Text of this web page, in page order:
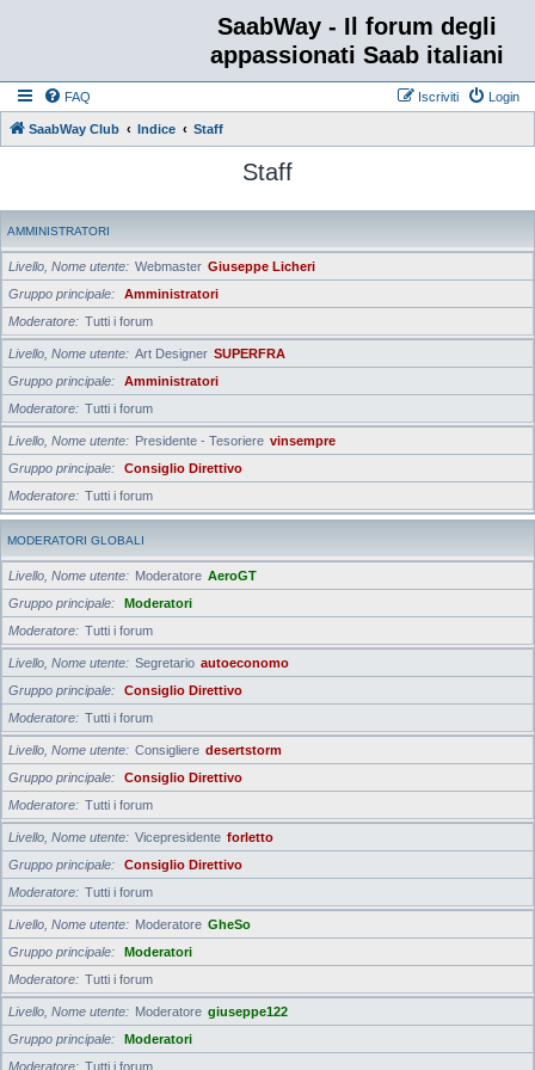
SaabWay - Il forum degli
appassionati Saab italiani
FAQ Login
Iscriviti
SaabWay Club Indice Staff
Staff
AMMINISTRATORI
Livello, Nome utente Webmaster Giuseppe Licheri
Gruppo principale
Amministratori
Moderatore
Tutti i forum
Livello, Nome utente Art Designer SUPERFRA
Gruppo principale
Amministratori
Moderatore
Tutti i forum
Livello, Nome utente Presidente - Tesoriere vinsempre
Gruppo principale
Consiglio Direttivo
Moderatore
Tutti i forum
MODERATORI GLOBALI
Livello, Nome utente Moderatore AeroGT
Gruppo principale
Moderatori
Moderatore
Tutti i forum
Livello, Nome utente Segretario autoeconomo
Gruppo principale
Consiglio Direttivo
Moderatore
Tutti i forum
Livello, Nome utente Consigliere desertstorm
Gruppo principale
Consiglio Direttivo
Moderatore
Tutti i forum
Livello, Nome utente Vicepresidente forletto
Gruppo principale
Consiglio Direttivo
Moderatore
Tutti i forum
Livello, Nome utente Moderatore GheSo
Gruppo principale
Moderatori
Moderatore
Tutti i forum
Livello, Nome utente Moderatore giuseppe122
Gruppo principale
Moderatori
Moderatore
Tutti i forum